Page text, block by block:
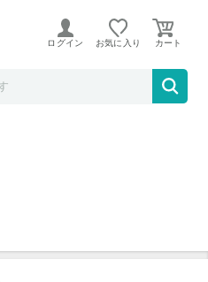
す。
ログイン お気に入り
ーカリー ホワイト SD